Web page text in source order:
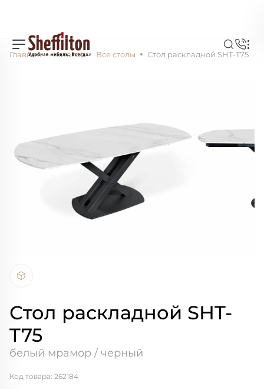
Главная Каталог Все столы Стол раскладной SHT-T75
Стол раскладной SHT-
T75
белый мрамор / черный
Код товара: 262184